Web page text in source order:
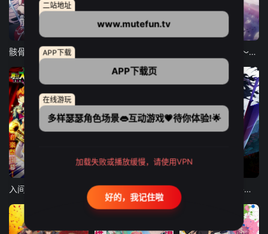
小书痴的下克上 〜为了成为图书管理员而不择手段〜 领主的养女
更新至06集
猫与龙 死神 千年血战篇-祸进谭-
二站地址
www.mutefun.tv
APP下载
APP下载页
在线游玩
多样瑟瑟角色场景👄互动游戏💗待你体验!🌟
加载失败或播放缓慢，请使用VPN
好的，我记住啦